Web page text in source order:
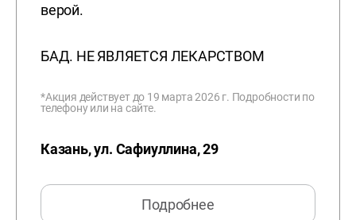
верой.
БАД. НЕ ЯВЛЯЕТСЯ ЛЕКАРСТВОМ
*Акция действует до 19 марта 2026 г. Подробности по
телефону или на сайте.
Казань, ул. Сафиуллина, 29
Подробнее